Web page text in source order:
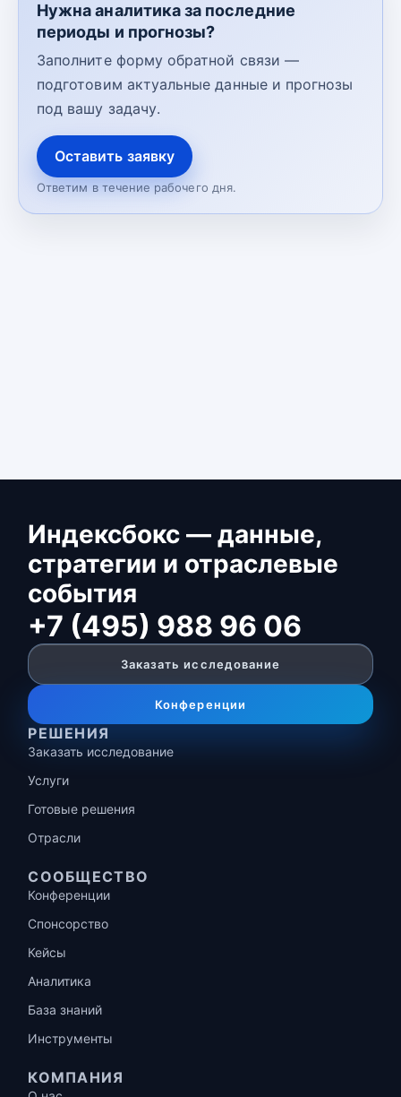
Нужна аналитика за последние
периоды и прогнозы?
Заполните форму обратной связи —
подготовим актуальные данные и прогнозы
под вашу задачу.
Оставить заявку
Ответим в течение рабочего дня.
Индексбокс — данные,
стратегии и отраслевые
события
+7 (495) 988 96 06
Заказать исследование
Конференции
РЕШЕНИЯ
Заказать исследование
Услуги
Готовые решения
Отрасли
СООБЩЕСТВО
Конференции
Спонсорство
Кейсы
Аналитика
База знаний
Инструменты
КОМПАНИЯ